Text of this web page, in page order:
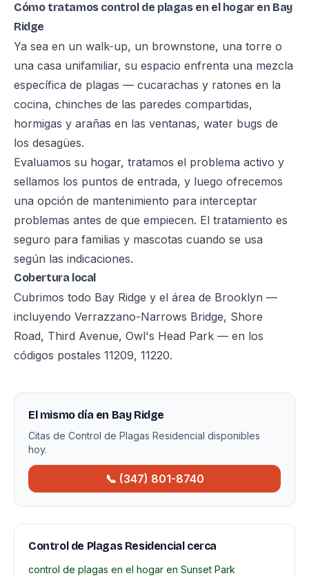
Cómo tratamos control de plagas en el hogar en Bay
Ridge
Ya sea en un walk-up, un brownstone, una torre o
una casa unifamiliar, su espacio enfrenta una mezcla
específica de plagas — cucarachas y ratones en la
cocina, chinches de las paredes compartidas,
hormigas y arañas en las ventanas, water bugs de
los desagües.
Evaluamos su hogar, tratamos el problema activo y
sellamos los puntos de entrada, y luego ofrecemos
una opción de mantenimiento para interceptar
problemas antes de que empiecen. El tratamiento es
seguro para familias y mascotas cuando se usa
según las indicaciones.
Cobertura local
Cubrimos todo Bay Ridge y el área de Brooklyn —
incluyendo Verrazzano-Narrows Bridge, Shore
Road, Third Avenue, Owl's Head Park — en los
códigos postales 11209, 11220.
El mismo día en Bay Ridge
Citas de Control de Plagas Residencial disponibles
hoy.
📞 (347) 801-8740
Control de Plagas Residencial cerca
control de plagas en el hogar en Sunset Park